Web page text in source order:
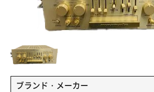
ブランド・メーカー